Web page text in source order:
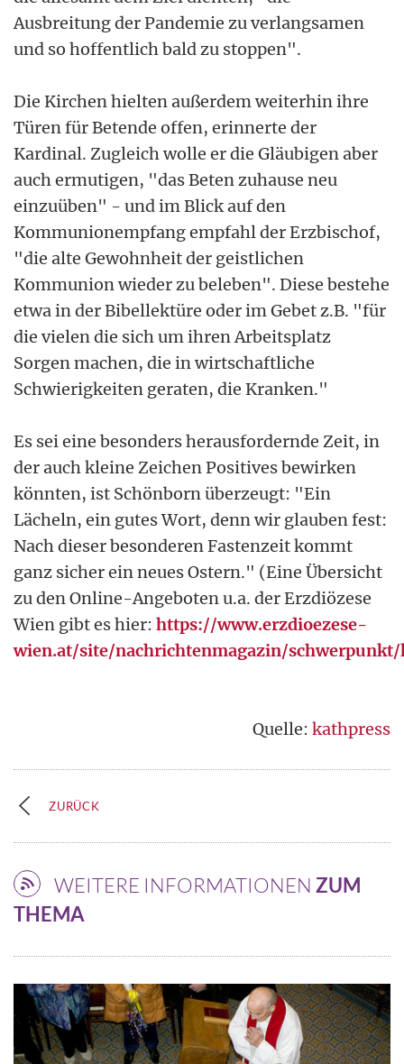
Ausbreitung der Pandemie zu verlangsamen
und so hoffentlich bald zu stoppen".
Die Kirchen hielten außerdem weiterhin ihre
Türen für Betende offen, erinnerte der
Kardinal. Zugleich wolle er die Gläubigen aber
auch ermutigen, "das Beten zuhause neu
einzuüben" - und im Blick auf den
Kommunionempfang empfahl der Erzbischof,
"die alte Gewohnheit der geistlichen
Kommunion wieder zu beleben". Diese bestehe
etwa in der Bibellektüre oder im Gebet z.B. "für
die vielen die sich um ihren Arbeitsplatz
Sorgen machen, die in wirtschaftliche
Schwierigkeiten geraten, die Kranken."
Es sei eine besonders herausfordernde Zeit, in
der auch kleine Zeichen Positives bewirken
könnten, ist Schönborn überzeugt: "Ein
Lächeln, ein gutes Wort, denn wir glauben fest:
Nach dieser besonderen Fastenzeit kommt
ganz sicher ein neues Ostern." (Eine Übersicht
zu den Online-Angeboten u.a. der Erzdiözese
Wien gibt es hier: https://www.erzdioezese-
wien.at/site/nachrichtenmagazin/
Quelle: kathpress
ZURÜCK
WEITERE INFORMATIONEN ZUM
THEMA